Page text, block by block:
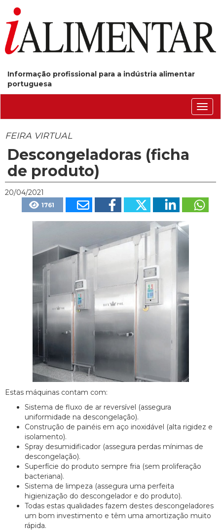
Informação profissional para a indústria alimentar
portuguesa
FEIRA VIRTUAL
Descongeladoras (ficha
de produto)
20/04/2021
1761
Estas máquinas contam com:
Sistema de fluxo de ar reversível (assegura
uniformidade na descongelação).
Construção de painéis em aço inoxidável (alta rigidez e
isolamento).
Spray desumidificador (assegura perdas mínimas de
descongelação).
Superfície do produto sempre fria (sem proliferação
bacteriana).
Sistema de limpeza (assegura uma perfeita
higienização do descongelador e do produto).
Todas estas qualidades fazem destes descongeladores
um bom investimento e têm uma amortização muito
rápida.